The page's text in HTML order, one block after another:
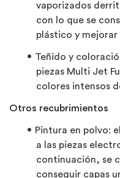
vaporizados
con lo que se
plástico y mejorar
Teñido y
piezas Multi Jet
colores intensos
Otros recubrimientos
Pintura en polvo:
a las piezas
continuación, se
conseguir capas